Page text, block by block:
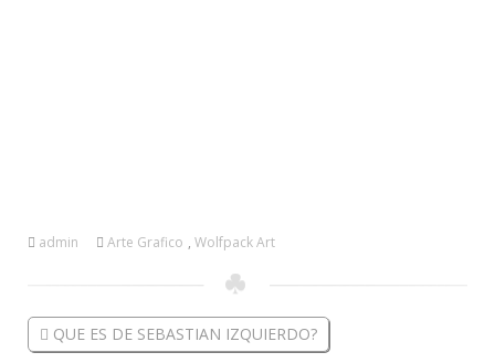
admin Arte Grafico , Wolfpack Art
QUE ES DE SEBASTIAN IZQUIERDO?